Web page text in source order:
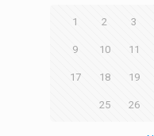
1 2 3
9 10 11
17 18 19
25 26